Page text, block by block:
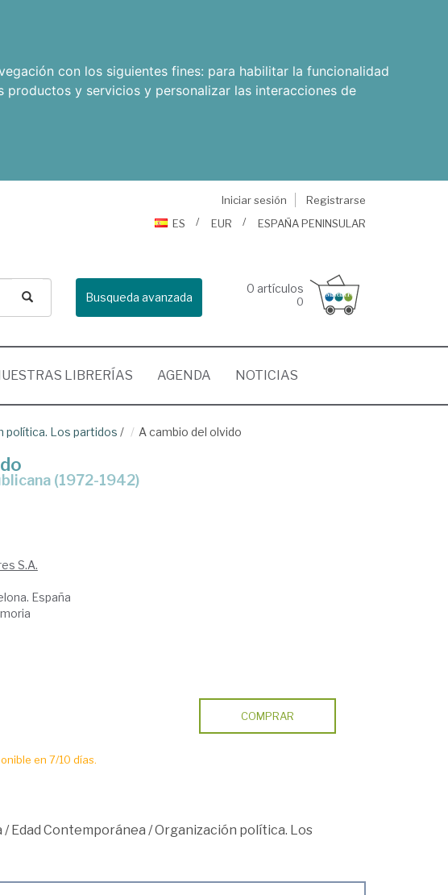
con los siguientes fines: para habilitar la funcionalidad
productos y servicios y personalizar las interacciones de
Iniciar sesión
Registrarse
ES
EUR ESPAÑA PENINSULAR
Busqueda avanzada
0 artículos
0
LIBRERÍAS AGENDA NOTICIAS
política. Los partidos / A cambio del olvido
(1972-1942)
S.A.
España
en 7/10 días.
COMPRAR
/Edad Contemporánea /Organización política. Los